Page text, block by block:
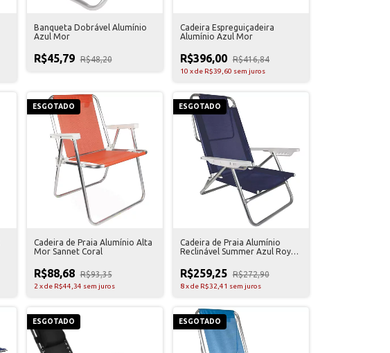
Banqueta Dobrável Alumínio
Azul Mor
R$45,79 R$48,20
Cadeira Espreguiçadeira
Alumínio Azul Mor
R$396,00 R$416,84
10 xde R$39,60 sem juros
ESGOTADO
Cadeira de Praia Alumínio Alta
Mor Sannet Coral
R$88,68 R$93,35
2 xde R$44,34 sem juros
ESGOTADO
Cadeira de Praia Alumínio
Reclinável Summer Azul Royal
R$259,25 R$272,90
8 xde R$32,41 sem juros
ESGOTADO ESGOTADO